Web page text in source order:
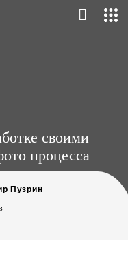
своими
процесса
Пузрин